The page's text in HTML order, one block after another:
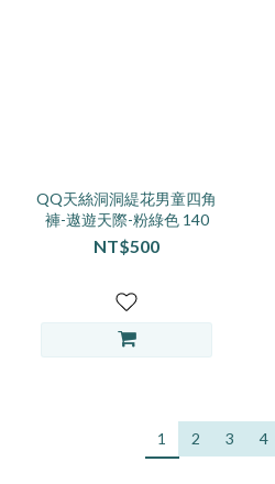
QQ天絲洞洞緹花男童四角
褲-遨遊天際-粉綠色 140
NT$500
1 2 3 4